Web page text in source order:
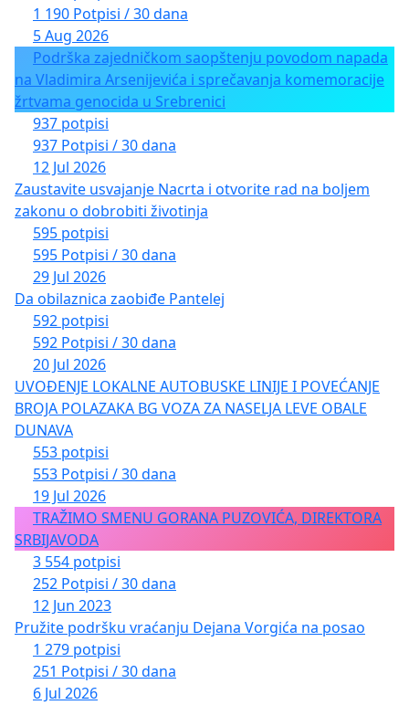
1 190 Potpisi / 30 dana
5 Aug 2026
Podrška zajedničkom saopštenju povodom napada
na Vladimira Arsenijevića i sprečavanja komemoracije
žrtvama genocida u Srebrenici
937 potpisi
937 Potpisi / 30 dana
12 Jul 2026
Zaustavite usvajanje Nacrta i otvorite rad na boljem
zakonu o dobrobiti životinja
595 potpisi
595 Potpisi / 30 dana
29 Jul 2026
Da obilaznica zaobiđe Pantelej
592 potpisi
592 Potpisi / 30 dana
20 Jul 2026
UVOĐENJE LOKALNE AUTOBUSKE LINIJE I POVEĆANJE
BROJA POLAZAKA BG VOZA ZA NASELJA LEVE OBALE
DUNAVA
553 potpisi
553 Potpisi / 30 dana
19 Jul 2026
TRAŽIMO SMENU GORANA PUZOVIĆA, DIREKTORA
SRBIJAVODA
3 554 potpisi
252 Potpisi / 30 dana
12 Jun 2023
Pružite podršku vraćanju Dejana Vorgića na posao
1 279 potpisi
251 Potpisi / 30 dana
6 Jul 2026